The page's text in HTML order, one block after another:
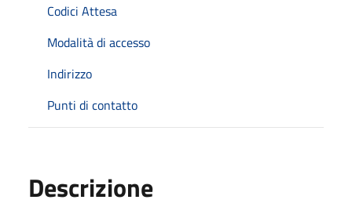
Codici Attesa
Modalità di accesso
Indirizzo
Punti di contatto
Descrizione